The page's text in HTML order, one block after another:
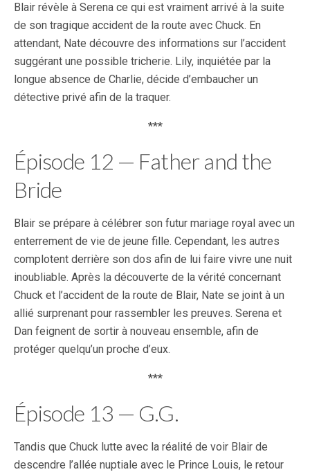
Blair révèle à Serena ce qui est vraiment arrivé à la suite
de son tragique accident de la route avec Chuck. En
attendant, Nate découvre des informations sur l’accident
suggérant une possible tricherie. Lily, inquiétée par la
longue absence de Charlie, décide d’embaucher un
détective privé afin de la traquer.
***
Épisode 12 — Father and the
Bride
Blair se prépare à célébrer son futur mariage royal avec un
enterrement de vie de jeune fille. Cependant, les autres
complotent derrière son dos afin de lui faire vivre une nuit
inoubliable. Après la découverte de la vérité concernant
Chuck et l’accident de la route de Blair, Nate se joint à un
allié surprenant pour rassembler les preuves. Serena et
Dan feignent de sortir à nouveau ensemble, afin de
protéger quelqu’un proche d’eux.
***
Épisode 13 — G.G.
Tandis que Chuck lutte avec la réalité de voir Blair de
descendre l’allée nuptiale avec le Prince Louis, le retour